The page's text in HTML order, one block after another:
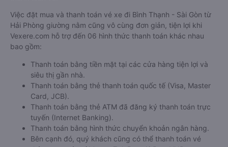
Việc đặt mua và thanh toán vé xe đi Bình Thạnh - Sài Gòn từ
Hải Phòng giường nằm cũng vô cùng đơn giản, tiện lợi khi
Vexere.com hỗ trợ đến 06 hình thức thanh toán khác nhau
bao gồm:
Thanh toán bằng tiền mặt tại các cửa hàng tiện lợi và
siêu thị gần nhà.
Thanh toán bằng thẻ thanh toán quốc tế (Visa, Master
Card, JCB).
Thanh toán bằng thẻ ATM đã đăng ký thanh toán trực
tuyến (Internet Banking).
Thanh toán bằng hình thức chuyển khoản ngân hàng.
Bên cạnh đó, quý khách cũng có thể thanh toán vé